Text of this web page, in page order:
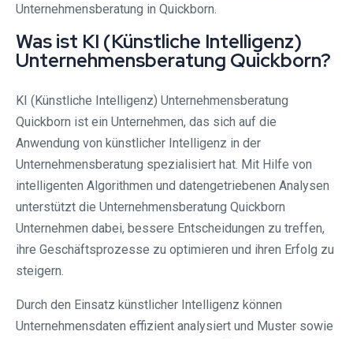
Unternehmensberatung in Quickborn.
Was ist KI (Künstliche Intelligenz)
Unternehmensberatung Quickborn?
KI (Künstliche Intelligenz) Unternehmensberatung
Quickborn ist ein Unternehmen, das sich auf die
Anwendung von künstlicher Intelligenz in der
Unternehmensberatung spezialisiert hat. Mit Hilfe von
intelligenten Algorithmen und datengetriebenen Analysen
unterstützt die Unternehmensberatung Quickborn
Unternehmen dabei, bessere Entscheidungen zu treffen,
ihre Geschäftsprozesse zu optimieren und ihren Erfolg zu
steigern.
Durch den Einsatz künstlicher Intelligenz können
Unternehmensdaten effizient analysiert und Muster sowie